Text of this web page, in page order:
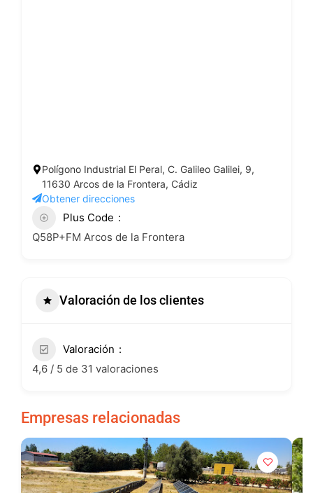
Polígono Industrial El Peral, C. Galileo Galilei, 9,
11630 Arcos de la Frontera, Cádiz
Obtener direcciones
Plus Code
Q58P+FM Arcos de la Frontera
Valoración de los clientes
Valoración
4,6 / 5 de 31 valoraciones
Empresas relacionadas